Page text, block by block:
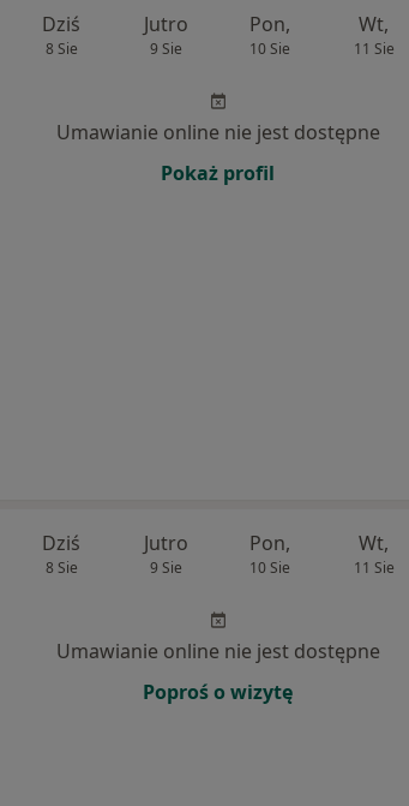
Dziś
8 Sie
Jutro
9 Sie
Pon,
10 Sie
Wt,
11 Sie
Umawianie online nie jest dostępne
Pokaż profil
Dziś
8 Sie
Jutro
9 Sie
Pon,
10 Sie
Wt,
11 Sie
Umawianie online nie jest dostępne
Poproś o wizytę